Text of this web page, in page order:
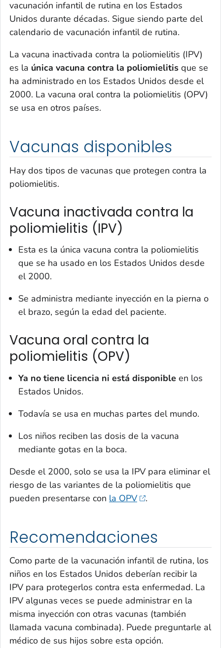
vacunación infantil de rutina en los Estados
Unidos durante décadas. Sigue siendo parte del
calendario de vacunación infantil de rutina.
La vacuna inactivada contra la poliomielitis (IPV)
es la única vacuna contra la poliomielitis que se
ha administrado en los Estados Unidos desde el
2000. La vacuna oral contra la poliomielitis (OPV)
se usa en otros países.
Vacunas disponibles
Hay dos tipos de vacunas que protegen contra la
poliomielitis.
Vacuna inactivada contra la
poliomielitis (IPV)
Esta es la única vacuna contra la poliomielitis
que se ha usado en los Estados Unidos desde
el 2000.
Se administra mediante inyección en la pierna o
el brazo, según la edad del paciente.
Vacuna oral contra la
poliomielitis (OPV)
Ya no tiene licencia ni está disponible en los
Estados Unidos.
Todavía se usa en muchas partes del mundo.
Los niños reciben las dosis de la vacuna
mediante gotas en la boca.
Desde el 2000, solo se usa la IPV para eliminar el
riesgo de las variantes de la poliomielitis que
pueden presentarse con la OPV .
Recomendaciones
Como parte de la vacunación infantil de rutina, los
niños en los Estados Unidos deberían recibir la
IPV para protegerlos contra esta enfermedad. La
IPV algunas veces se puede administrar en la
misma inyección con otras vacunas (también
llamada vacuna combinada). Puede preguntarle al
médico de sus hijos sobre esta opción.